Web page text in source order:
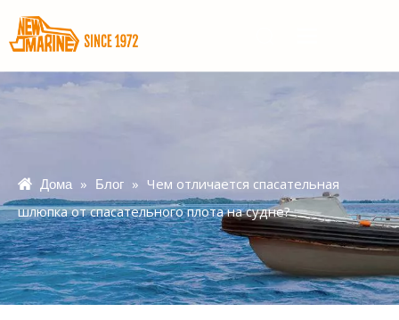
Дома » Блог » Чем отличается спасательная
шлюпка от спасательного плота на судне?